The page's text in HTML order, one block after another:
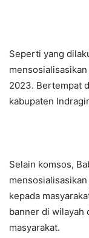
Seperti yang
2023. Bertempat
kabupaten
Selain komsos,
kepada
banner di wilayah
masyarakat.